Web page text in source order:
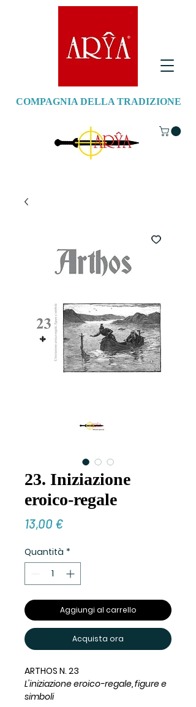
COMPAGNIA DELLA TRADIZIONE
23. Iniziazione
eroico-regale
13,00 €Prezzo
Quantità *
Aggiungi al carrello
Acquista ora
ARTHOS N. 23
L'iniziazione eroico-regale, figure e
simboli